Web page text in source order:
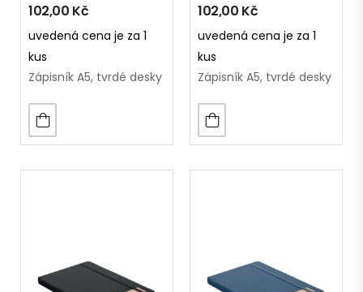
102,00 Kč
uvedená cena je za 1
kus
Zápisník A5, tvrdé desky
102,00 Kč
uvedená cena je za 1
kus
Zápisník A5, tvrdé desky